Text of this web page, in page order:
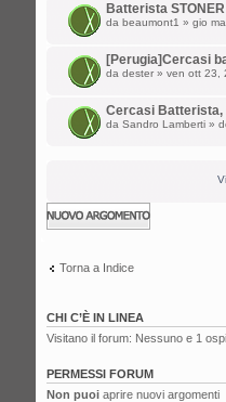
Batterista
da beaumont1 » gio
[Perugia]Cercasi
da dester » ven ott 23,
Cercasi Batterista,
da Sandro Lamberti »
Scrivi un nuovo
argomento
Torna a Indice
CHI C’È IN LINEA
Visitano il forum: Nessuno e 1
PERMESSI FORUM
Non puoi aprire nuovi argomenti